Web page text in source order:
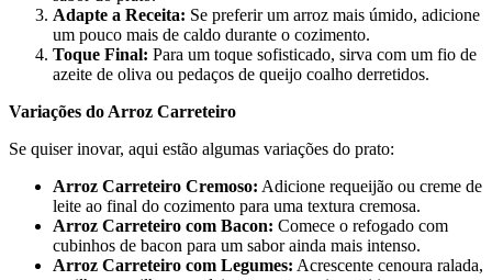
Adapte a Receita: Se preferir um arroz mais úmido, adicione
um pouco mais de caldo durante o cozimento.
Toque Final: Para um toque sofisticado, sirva com um fio de
azeite de oliva ou pedaços de queijo coalho derretidos.
Variações do Arroz Carreteiro
Se quiser inovar, aqui estão algumas variações do prato:
Arroz Carreteiro Cremoso: Adicione requeijão ou creme de
leite ao final do cozimento para uma textura cremosa.
Arroz Carreteiro com Bacon: Comece o refogado com
cubinhos de bacon para um sabor ainda mais intenso.
Arroz Carreteiro com Legumes: Acrescente cenoura ralada,